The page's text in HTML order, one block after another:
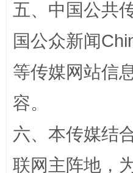
五、中国公共
国公众新闻
等传媒网站信
容。
六、本传媒结
联网主阵地，